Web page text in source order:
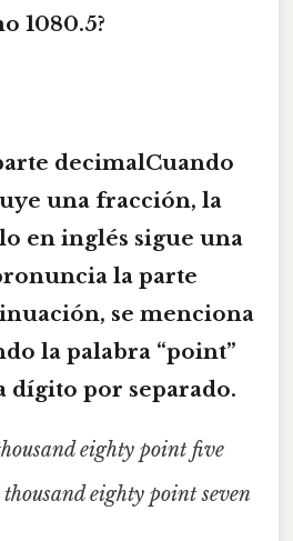
1080.5?
decimalCuando
una fracción, la
en inglés sigue una
la parte
se menciona
la palabra “point”
dígito por separado.
eighty point five
thousand eighty point seven